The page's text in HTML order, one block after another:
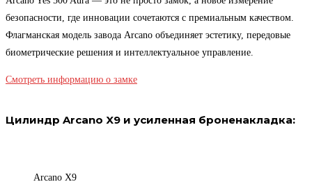
безопасности, где инновации сочетаются с премиальным качеством.
Флагманская модель завода Arcano объединяет эстетику, передовые
биометрические решения и интеллектуальное управление.
Смотреть информацию о замке
Цилиндр Arcano X9 и усиленная броненакладка:
Arcano X9